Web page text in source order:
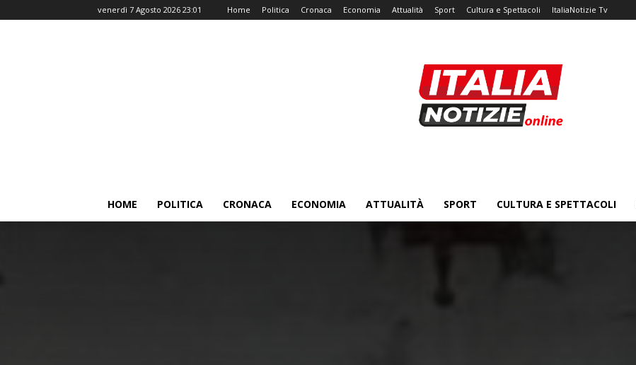
venerdì 7 Agosto 2026 23:01 Home Politica Cronaca Economia Attualità Sport Cultura e Spettacoli ItaliaNotizie Tv
HOME POLITICA CRONACA ECONOMIA ATTUALITÀ SPORT CULTURA E SPETTACOLI